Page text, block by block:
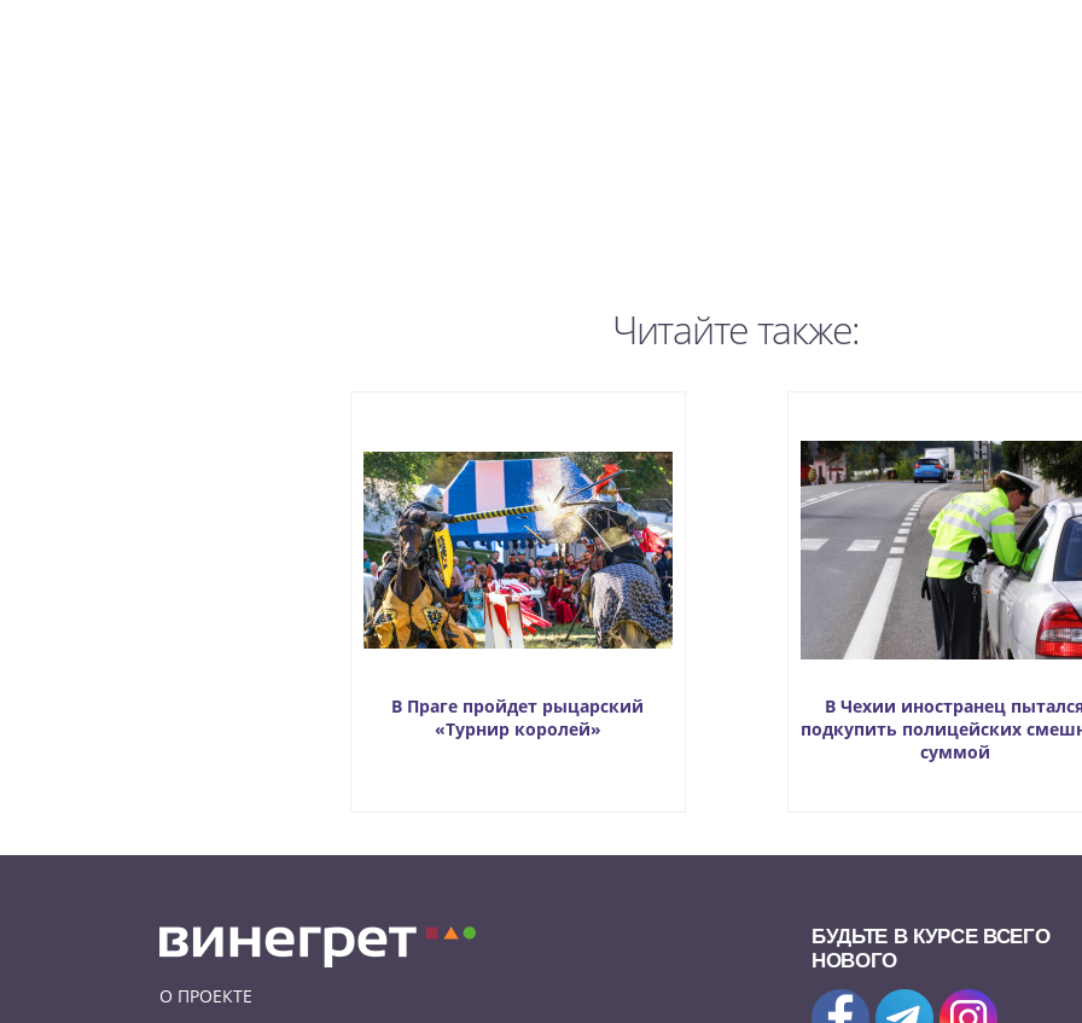
Читайте также:
В Праге пройдет рыцарский
«Турнир королей»
В Чехии иностранец
подкупить полицейских
суммой
О ПРОЕКТЕ
БУДЬТЕ В КУРСЕ ВСЕГО
НОВОГО